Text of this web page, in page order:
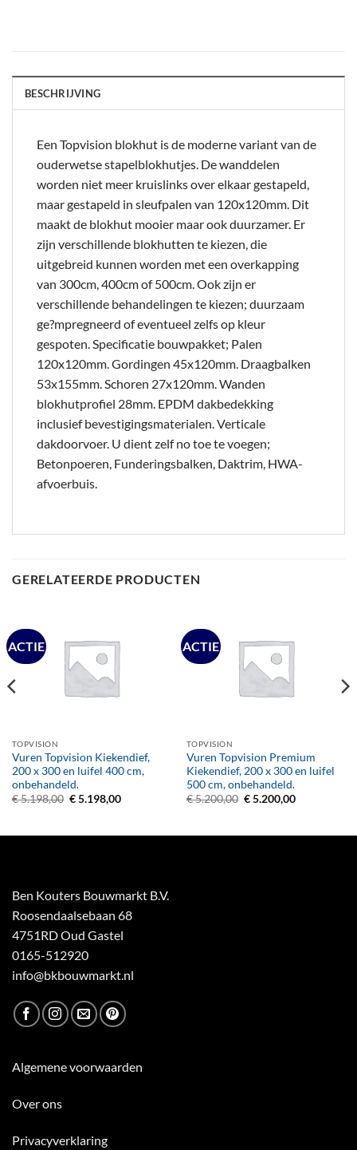
BESCHRIJVING
Een Topvision blokhut is de moderne variant van de
ouderwetse stapelblokhutjes. De wanddelen
worden niet meer kruislinks over elkaar gestapeld,
maar gestapeld in sleufpalen van 120x120mm. Dit
maakt de blokhut mooier maar ook duurzamer. Er
zijn verschillende blokhutten te kiezen, die
uitgebreid kunnen worden met een overkapping
van 300cm, 400cm of 500cm. Ook zijn er
verschillende behandelingen te kiezen; duurzaam
ge?mpregneerd of eventueel zelfs op kleur
gespoten. Specificatie bouwpakket; Palen
120x120mm. Gordingen 45x120mm. Draagbalken
53x155mm. Schoren 27x120mm. Wanden
blokhutprofiel 28mm. EPDM dakbedekking
inclusief bevestigingsmaterialen. Verticale
dakdoorvoer. U dient zelf no toe te voegen;
Betonpoeren, Funderingsbalken, Daktrim, HWA-
afvoerbuis.
GERELATEERDE PRODUCTEN
ACTIE
TOPVISION
Vuren Topvision Kiekendief,
200 x 300 en luifel 400 cm,
onbehandeld.
€5.198,00 Oorspronkelijke
€5.198,00Huidige
ACTIE
TOPVISION
Vuren Topvision Premium
Kiekendief, 200 x 300 en luifel
500 cm, onbehandeld.
€5.200,00 Oorspronkelijke
€5.200,00Huidige
Ben Kouters Bouwmarkt B.V.
Roosendaalsebaan 68
4751RD Oud Gastel
0165-512920
info@bkbouwmarkt.nl
Algemene voorwaarden
Over ons
Privacyverklaring